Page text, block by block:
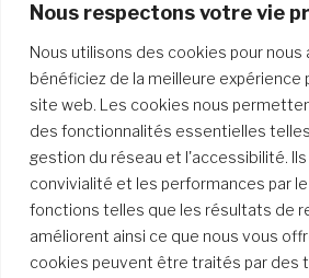
Nous respectons votre vie
Nous utilisons des cookies pour nous
bénéficiez de la meilleure expérience
site web. Les cookies nous
des fonctionnalités essentielles
gestion du réseau et l'accessibilité.
convivialité et les performances par
fonctions telles que les résultats de
améliorent ainsi ce que nous vous
cookies peuvent être traités par des
Approfondir notre parcours de
formation